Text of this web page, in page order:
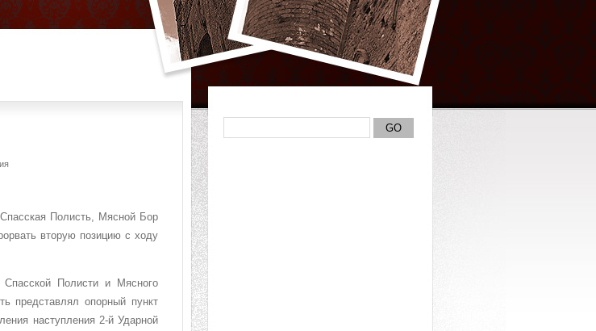
Полисть, Мясной Бор
вторую позицию с ходу
Спасской Полисти и Мясного
представлял опорный пункт
наступления 2-й Ударной